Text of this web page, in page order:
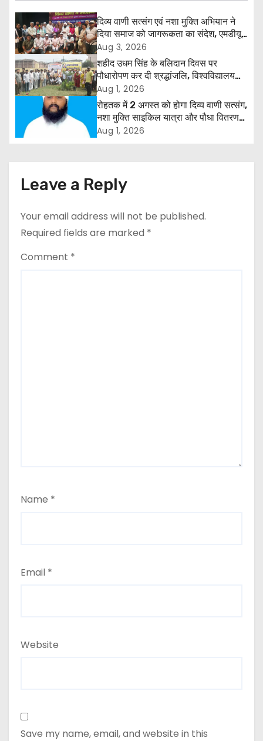
n
a
v
i
a
o
n
दिव्य वाणी सत्संग एवं नशा मुक्ति अभियान ने
दिया समाज को जागरूकता का संदेश, एमडीयू
रोहतक में हजारों लोगों ने लिया संकल्प
Aug 3, 2026
शहीद उधम सिंह के बलिदान दिवस पर
पौधारोपण कर दी श्रद्धांजलि, विश्वविद्यालय
और राजपत्रित अवकाश बहाल करने की उठी
मांग
Aug 1, 2026
रोहतक में 2 अगस्त को होगा दिव्य वाणी सत्संग,
नशा मुक्ति साइकिल यात्रा और पौधा वितरण
कार्यक्रम
Aug 1, 2026
Leave a Reply
Your email address will not be published.
Required fields are marked *
Comment *
Name *
Email *
Website
Save my name, email, and website in this